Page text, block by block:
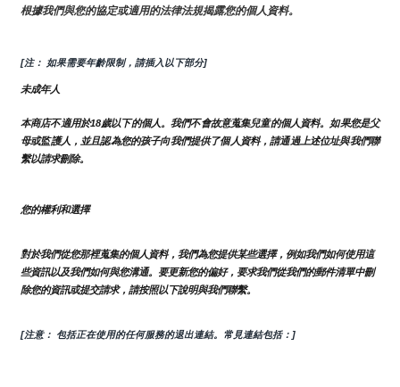
根據我們與您的協定或適用的法律法規揭露您的個人資料。
[注： 如果需要年齡限制，請插入以下部分]
未成年人
本商店不適用於18歲以下的個人。我們不會故意蒐集兒童的個人資料。如果您是父
母或監護人，並且認為您的孩子向我們提供了個人資料，請通過上述位址與我們聯
繫以請求刪除。
您的權利和選擇
對於我們從您那裡蒐集的個人資料，我們為您提供某些選擇，例如我們如何使用這
些資訊以及我們如何與您溝通。要更新您的偏好，要求我們從我們的郵件清單中刪
除您的資訊或提交請求，請按照以下說明與我們聯繫。
[注意： 包括正在使用的任何服務的退出連結。常見連結包括：]